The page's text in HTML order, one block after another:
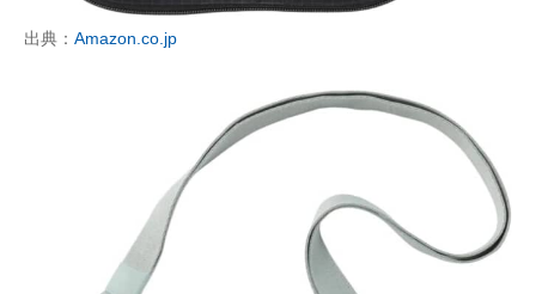
出典： Amazon.co.jp